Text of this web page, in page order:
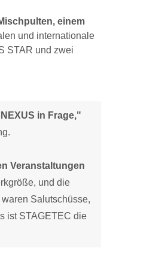
einem
und internationale
STAR und zwei
in Frage,"
Veranstaltungen
und die
Salutschüsse,
ist STAGETEC die